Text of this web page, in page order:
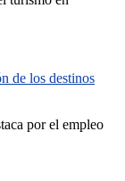
de los destinos
por el empleo